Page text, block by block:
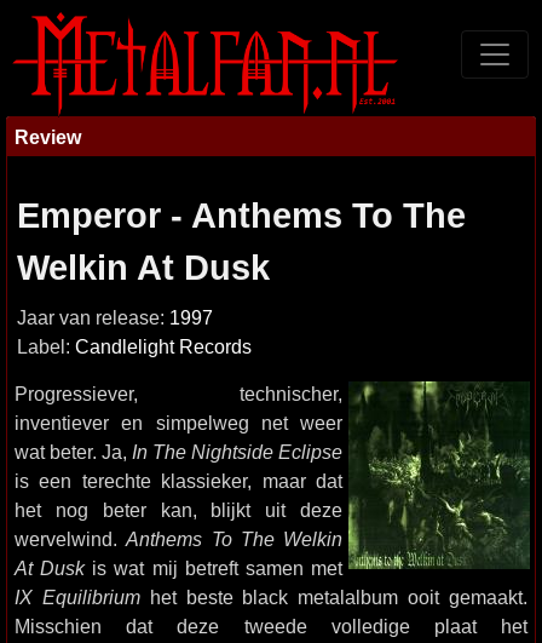
Review
Emperor - Anthems To The
Welkin At Dusk
Jaar van release: 1997
Label: Candlelight Records
Progressiever, technischer,
inventiever en simpelweg net weer
wat beter. Ja, In The Nightside Eclipse
is een terechte klassieker, maar dat
het nog beter kan, blijkt uit deze
wervelwind.Anthems To The Welkin
At Duskis wat mij betreft samen met
IX Equilibriumhet beste black metalalbum ooit gemaakt.
Misschien dat deze tweede volledige plaat het